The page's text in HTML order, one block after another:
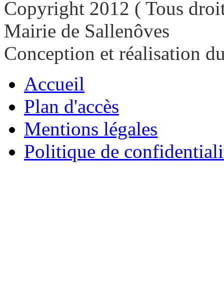
Copyright 2012 ( Tous
Mairie de Sallenôves
Conception et réalisation
Accueil
Plan d'accès
Mentions légales
Politique de